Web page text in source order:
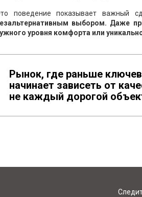
поведение показывает важный
выбором. Даже
уровня комфорта или
Рынок, где раньше
начинает зависеть от
не каждый дорогой